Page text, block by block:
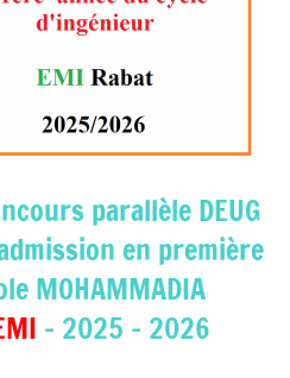
parallèle DEUG
en première
MOHAMMADIA
– 2025 – 2026